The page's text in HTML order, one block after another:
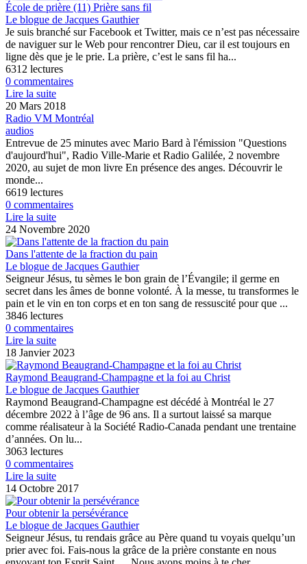
École de prière (11) Prière sans fil
Le blogue de Jacques Gauthier
Je suis branché sur Facebook et Twitter, mais ce n’est pas nécessaire
de naviguer sur le Web pour rencontrer Dieu, car il est toujours en
ligne dès que je le prie. La prière, c’est le sans fil ha...
6312 lectures
0 commentaires
Lire la suite
20 Mars 2018
Radio VM Montréal
audios
Entrevue de 25 minutes avec Mario Bard à l'émission "Questions
d'aujourd'hui", Radio Ville-Marie et Radio Galilée, 2 novembre
2020, au sujet de mon livre En présence des anges. Découvrir le
monde...
6619 lectures
0 commentaires
Lire la suite
24 Novembre 2020
Dans l'attente de la fraction du pain
Le blogue de Jacques Gauthier
Seigneur Jésus, tu sèmes le bon grain de l’Évangile; il germe en
secret dans les âmes de bonne volonté. À la messe, tu transformes le
pain et le vin en ton corps et en ton sang de ressuscité pour que ...
3846 lectures
0 commentaires
Lire la suite
18 Janvier 2023
Raymond Beaugrand-Champagne et la foi au Christ
Le blogue de Jacques Gauthier
Raymond Beaugrand-Champagne est décédé à Montréal le 27
décembre 2022 à l’âge de 96 ans. Il a surtout laissé sa marque
comme réalisateur à la Société Radio-Canada pendant une trentaine
d’années. On lu...
3063 lectures
0 commentaires
Lire la suite
14 Octobre 2017
Pour obtenir la persévérance
Le blogue de Jacques Gauthier
Seigneur Jésus, tu rendais grâce au Père quand tu voyais quelqu’un
prier avec foi. Fais-nous la grâce de la prière constante en nous